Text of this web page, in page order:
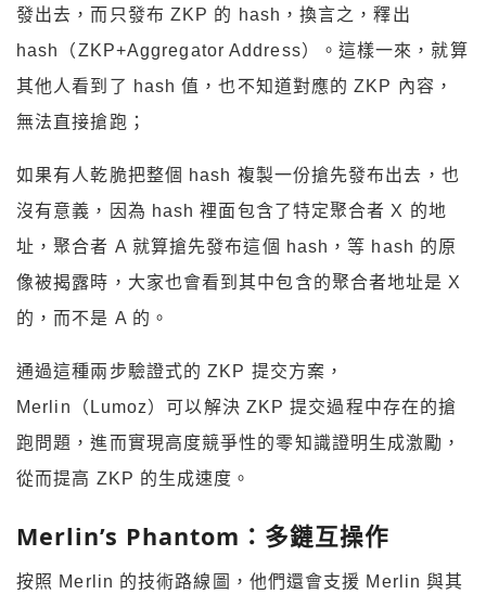
發出去，而只發布 ZKP 的 hash，換言之，釋出
hash（ZKP+Aggregator Address）。這樣一來，就算
其他人看到了 hash 值，也不知道對應的 ZKP 內容，
無法直接搶跑；
如果有人乾脆把整個 hash 複製一份搶先發布出去，也
沒有意義，因為 hash 裡面包含了特定聚合者 X 的地
址，聚合者 A 就算搶先發布這個 hash，等 hash 的原
像被揭露時，大家也會看到其中包含的聚合者地址是 X
的，而不是 A 的。
通過這種兩步驗證式的 ZKP 提交方案，
Merlin（Lumoz）可以解決 ZKP 提交過程中存在的搶
跑問題，進而實現高度競爭性的零知識證明生成激勵，
從而提高 ZKP 的生成速度。
Merlin’s Phantom：多鏈互操作
按照 Merlin 的技術路線圖，他們還會支援 Merlin 與其